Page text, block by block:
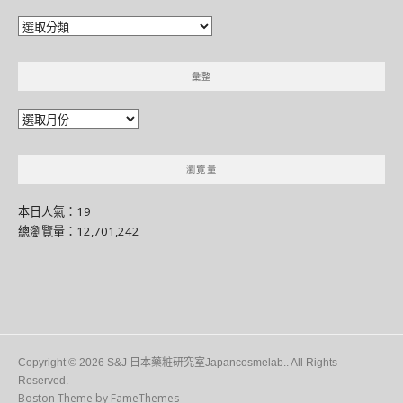
分
別
彙整
彙
瀏覽量
本日人氣：19
總瀏覽量：12,701,242
Copyright © 2026 S&J 日本藥粧研究室Japancosmelab.. All Rights
Reserved.
Boston Theme by FameThemes